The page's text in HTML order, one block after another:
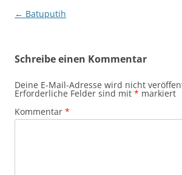
Beitragsnavigation
← Batuputih
Schreibe einen Kommentar
Deine E-Mail-Adresse wird nicht
Erforderliche Felder sind mit * markiert
Kommentar *